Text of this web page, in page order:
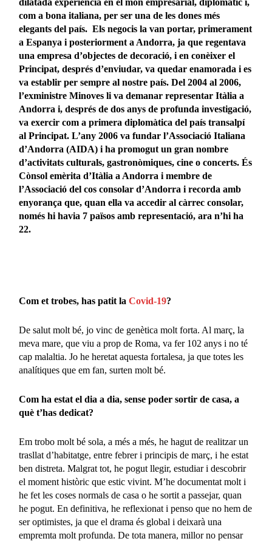
dilatada experiència en el món empresarial, diplomàtic i,
com a bona italiana, per ser una de les dones més
elegants del país. Els negocis la van portar, primerament
a Espanya i posteriorment a Andorra, ja que regentava
una empresa d’objectes de decoració, i en conèixer el
Principat, després d’enviudar, va quedar enamorada i es
va establir per sempre al nostre país. Del 2004 al 2006,
l’exministre Minoves li va demanar representar Itàlia a
Andorra i, després de dos anys de profunda investigació,
va exercir com a primera diplomàtica del país transalpí
al Principat. L’any 2006 va fundar l’Associació Italiana
d’Andorra (AIDA) i ha promogut un gran nombre
d’activitats culturals, gastronòmiques, cine o concerts. És
Cònsol emèrita d’Itàlia a Andorra i membre de
l’Associació del cos consolar d’Andorra i recorda amb
enyorança que, quan ella va accedir al càrrec consolar,
només hi havia 7 països amb representació, ara n’hi ha
22.
Com et trobes, has patit la Covid-19?
De salut molt bé, jo vinc de genètica molt forta. Al març, la
meva mare, que viu a prop de Roma, va fer 102 anys i no té
cap malaltia. Jo he heretat aquesta fortalesa, ja que totes les
analítiques que em fan, surten molt bé.
Com ha estat el dia a dia, sense poder sortir de casa, a
què t’has dedicat?
Em trobo molt bé sola, a més a més, he hagut de realitzar un
trasllat d’habitatge, entre febrer i principis de març, i he estat
ben distreta. Malgrat tot, he pogut llegir, estudiar i descobrir
el moment històric que estic vivint. M’he documentat molt i
he fet les coses normals de casa o he sortit a passejar, quan
he pogut. En definitiva, he reflexionat i penso que no hem de
ser optimistes, ja que el drama és global i deixarà una
empremta molt profunda. De tota manera, millor no pensar